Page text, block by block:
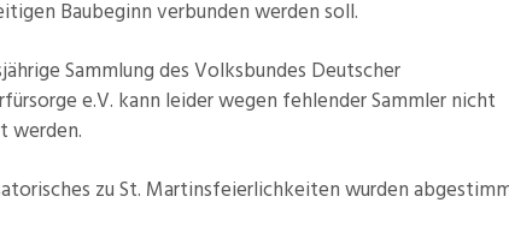
Baubeginn verbunden werden soll.
Sammlung des Volksbundes Deutscher
e.V. kann leider wegen fehlender Sammler nicht
werden.
zu St. Martinsfeierlichkeiten wurden